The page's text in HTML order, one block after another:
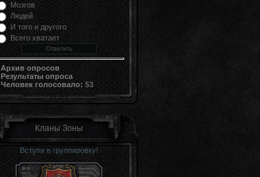
Мозгов
Людей
И того и другого
Всего хватает
Архив опросов
Результаты опроса
Человек голосовало: 53
Кланы Зоны
Вступи в группировку!